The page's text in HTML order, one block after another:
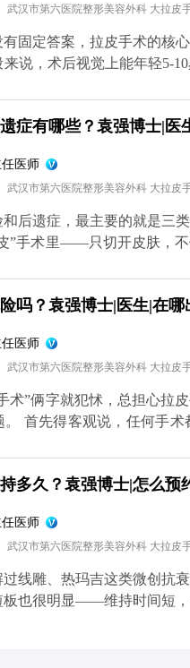
之后你会一直比同龄人看
注意日常保养，比如做好
垂”问题，而皱纹、肤质这
术的问题，可以去官方媒
武汉市第六医院整形美容外科 大拉皮
固定答案，拉皮手术的核
说，术后视觉上能年轻5-
手术方案的精准设计。 举
出头，效果很直观。但大
上的“减龄”。如果术后能
还能维持得更久。 想知道
家号、小红薯）预约面诊
症有哪些？袁强博士|医
任医师
武汉市第六医院整形美容外科 大拉皮
后遗症，最主要的就是三
”手术里——只切开皮肤，
会往下拽切口和耳朵，慢
扯切口和耳朵，这样就能
但这种感觉一般三个月内
完全是可以接受的。 总
手术方案，就能有效规避。
号、百家号、小红薯）预
吗？袁强博士|医生|在
任医师
武汉市第六医院整形美容外科 大拉皮
术”俩字就犯怵，总担心拉
。 首先得客观说，任何手
、皮肤凹凸不平，严重的
自然容易出问题。 但大
缝合，尽量减少对组织的
，想做拉皮，第一步也是
道更多关于MCR复合提升
诊，详细了解。核心。
多久？袁强博士|怎么预
任医师
武汉市第六医院整形美容外科 大拉皮
线雕、热玛吉这类微创抗
板也很明显——维持时间短
拉皮手术就不一样了，